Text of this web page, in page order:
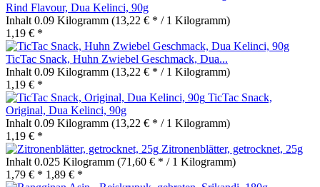
Rind Flavour, Dua Kelinci, 90g
Inhalt 0.09 Kilogramm (13,22 € * / 1 Kilogramm)
1,19 € *
TicTac Snack, Huhn Zwiebel Geschmack, Dua...
Inhalt 0.09 Kilogramm (13,22 € * / 1 Kilogramm)
1,19 € *
TicTac Snack,
Original, Dua Kelinci, 90g
Inhalt 0.09 Kilogramm (13,22 € * / 1 Kilogramm)
1,19 € *
Zitronenblätter, getrocknet, 25g
Inhalt 0.025 Kilogramm (71,60 € * / 1 Kilogramm)
1,79 € * 1,89 € *